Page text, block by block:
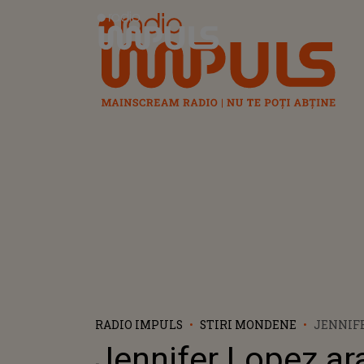
Radio Impuls
RADIO IMPULS STIRI MONDENE
LATINO